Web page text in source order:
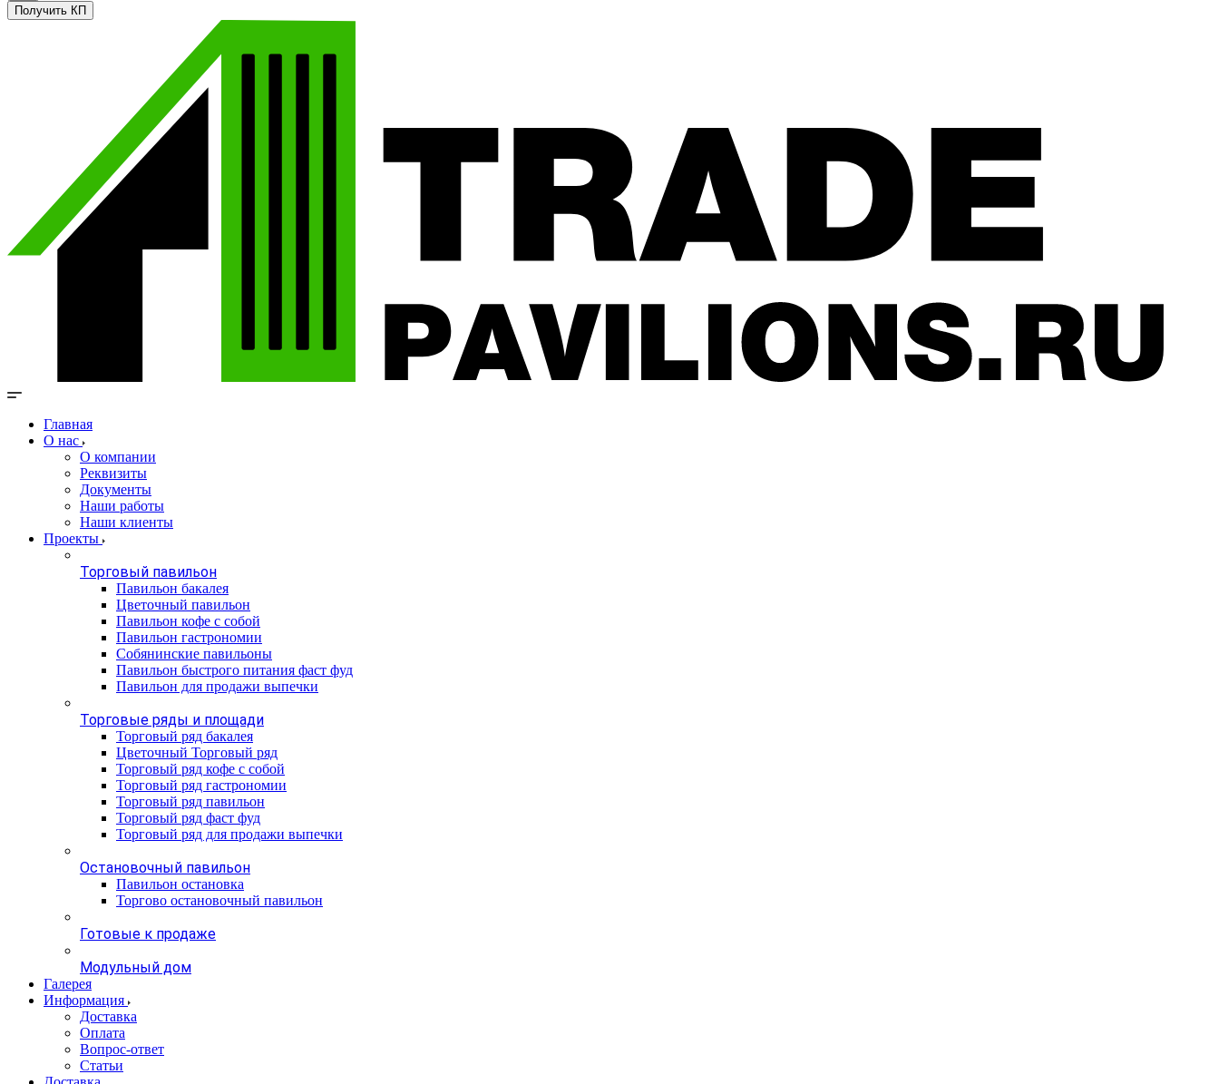
Получить КП
Главная
О нас
О компании
Реквизиты
Документы
Наши работы
Наши клиенты
Проекты
Торговый павильон
Павильон бакалея
Цветочный павильон
Павильон кофе с собой
Павильон гастрономии
Собянинские павильоны
Павильон быстрого питания фаст фуд
Павильон для продажи выпечки
Торговые ряды и площади
Торговый ряд бакалея
Цветочный Торговый ряд
Торговый ряд кофе с собой
Торговый ряд гастрономии
Торговый ряд павильон
Торговый ряд фаст фуд
Торговый ряд для продажи выпечки
Остановочный павильон
Павильон остановка
Торгово остановочный павильон
Готовые к продаже
Модульный дом
Галерея
Информация
Доставка
Оплата
Вопрос-ответ
Статьи